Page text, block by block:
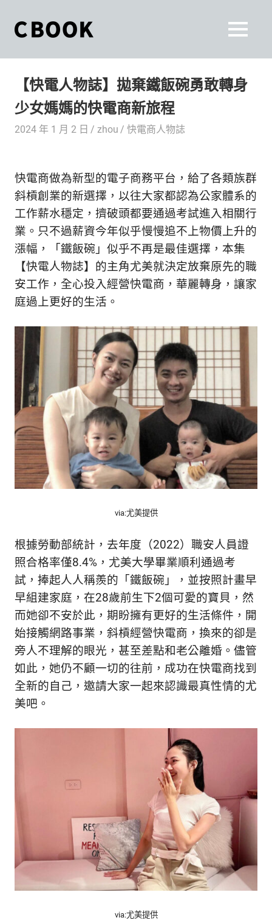
content
和
你
一
活
出
自
己
的
生
活
態
度
World.」
是
近
你/
妳
生
活
的
雜
誌。
最
精
的
時
尚
潮
流、
生
活
旅
遊、
兩
性
奇
新
鮮
內
容，
讓
獨
一
無
二
的
你
和
度。
MENU
【快電人物誌】拋棄鐵飯碗勇敢轉身
少女媽媽的快電商新旅程
2024 年 1 月 2 日 zhou 快電商人物誌
快電商做為新型的電子商務平台，給了各類族群
斜槓創業的新選擇，以往大家都認為公家體系的
工作薪水穩定，擠破頭都要通過考試進入相關行
業。只不過薪資今年似乎慢慢追不上物價上升的
漲幅，「鐵飯碗」似乎不再是最佳選擇，本集
【快電人物誌】的主角尤美就決定放棄原先的職
安工作，全心投入經營快電商，華麗轉身，讓家
庭過上更好的生活。
via:尤美提供
根據勞動部統計，去年度（2022）職安人員證
照合格率僅8.4%，尤美大學畢業順利通過考
試，捧起人人稱羨的「鐵飯碗」，並按照計畫早
早組建家庭，在28歲前生下2個可愛的寶貝，然
而她卻不安於此，期盼擁有更好的生活條件，開
始接觸網路事業，斜槓經營快電商，換來的卻是
旁人不理解的眼光，甚至差點和老公離婚。儘管
如此，她仍不顧一切的往前，成功在快電商找到
全新的自己，邀請大家一起來認識最真性情的尤
美吧。
via:尤美提供